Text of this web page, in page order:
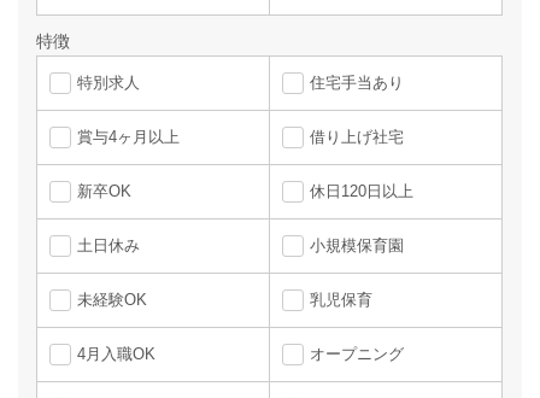
特徴
特別求人 住宅手当あり
賞与4ヶ月以上 借り上げ社宅
新卒OK 休日120日以上
土日休み 小規模保育園
未経験OK 乳児保育
4月入職OK オープニング